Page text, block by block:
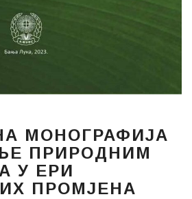
МОНОГРАФИЈА
ПРИРОДНИМ
У ЕРИ
ПРОМЈЕНА